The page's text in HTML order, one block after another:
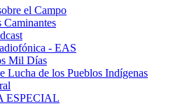
el Campo
Caminantes
- EAS
Mil Días
Lucha de los Pueblos Indígenas
ESPECIAL